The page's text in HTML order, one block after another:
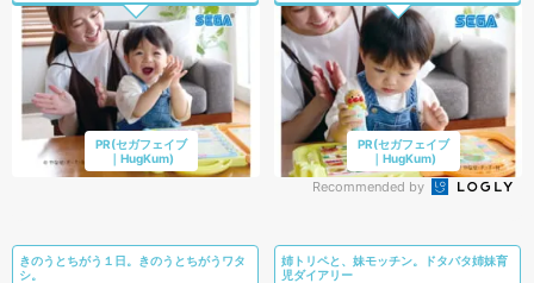
PR(セガフェイブ
｜HugKum)
PR(セガフェイブ
｜HugKum)
Recommended by
きのうとちがう１日。きのうとちがうワタ
シ。
姉トリペと、妹モッチン。ドタバタ姉妹育
児ダイアリー